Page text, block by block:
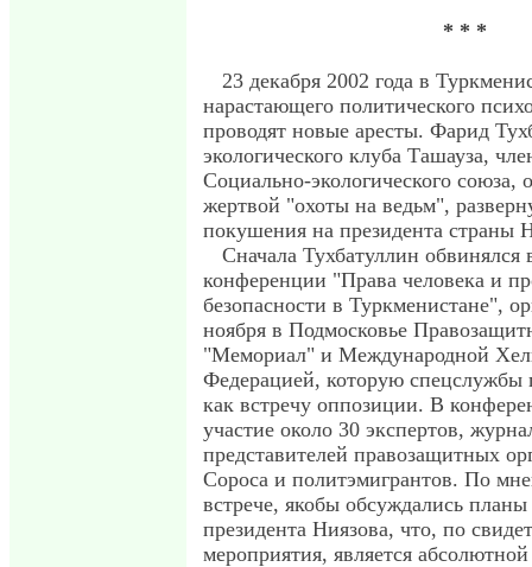
* * *
23 декабря 2002 года в
нарастающего политического
проводят новые аресты. Фарид
экологического клуба Ташауза,
Социально-экологического союза,
жертвой "охоты на ведьм",
покушения на президента страны
Сначала Тухбатуллин обвинялся
конференции "Права человека и
безопасности в Туркменистане",
ноября в Подмосковье
"Мемориал" и Международной
Федерацией, которую спецслужбы
как встречу оппозиции. В
участие около 30 экспертов,
представителей правозащитных
Сороса и политэмигрантов. По
встрече, якобы обсуждались
президента Ниязова, что, по
мероприятия, является